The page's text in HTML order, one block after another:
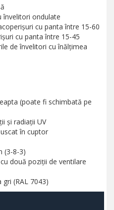
învelitori ondulate
cu panta între 15-60
cu panta între 15-45
de învelitori cu înălțimea
(poate fi schimbată pe
și radiații UV
în cuptor
(3-8-3)
două poziții de ventilare
(RAL 7043)